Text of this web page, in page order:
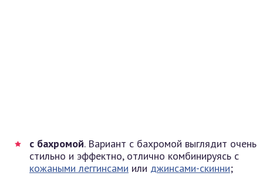
с бахромой. Вариант с бахромой выглядит очень
стильно и эффектно, отлично комбинируясь с
кожаными леггинсами или джинсами-скинни;